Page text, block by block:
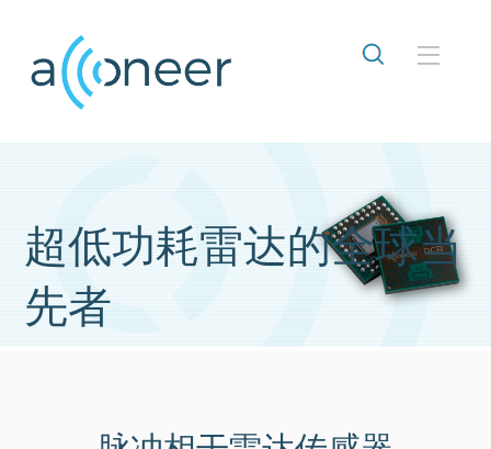
超低功耗雷达的全球当
先者
仅为 29mm²，可以检测远